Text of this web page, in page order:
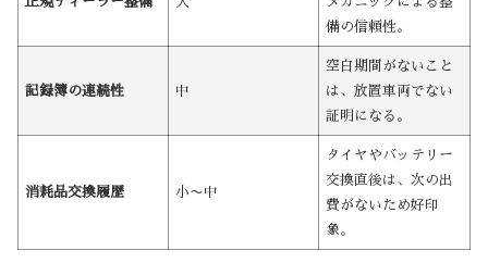
備の信頼性。
記録簿の連続性 中
空白期間がないこと
は、放置車両でない
証明になる。
消耗品交換履歴 小〜中
タイヤやバッテリー
交換直後は、次の出
費がないため好印
象。